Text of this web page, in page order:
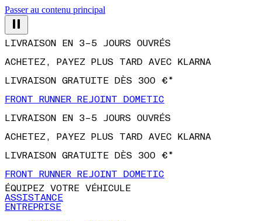
Passer au contenu principal
LIVRAISON EN 3–5 JOURS OUVRÉS
ACHETEZ, PAYEZ PLUS TARD AVEC KLARNA
LIVRAISON GRATUITE DÈS 300 €*
FRONT RUNNER REJOINT DOMETIC
LIVRAISON EN 3–5 JOURS OUVRÉS
ACHETEZ, PAYEZ PLUS TARD AVEC KLARNA
LIVRAISON GRATUITE DÈS 300 €*
FRONT RUNNER REJOINT DOMETIC
ÉQUIPEZ VOTRE VÉHICULE
ASSISTANCE
ENTREPRISE